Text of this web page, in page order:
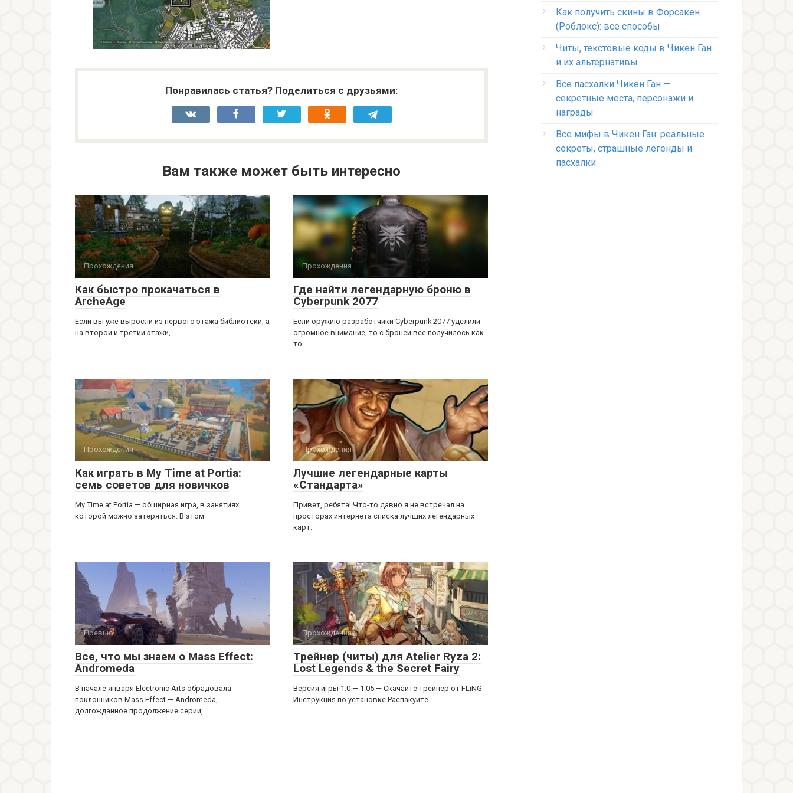
Понравилась статья? Поделиться с друзьями:
Вам также может быть интересно
Прохождения
Как быстро прокачаться в
ArcheAge
Если вы уже выросли из первого этажа библиотеки, а
на второй и третий этажи,
Прохождения
Где найти легендарную броню в
Cyberpunk 2077
Если оружию разработчики Cyberpunk 2077 уделили
огромное внимание, то с броней все получилось как-
то
Прохождения
Как играть в My Time at Portia:
семь советов для новичков
My Time at Portia — обширная игра, в занятиях
которой можно затеряться. В этом
Прохождения
Лучшие легендарные карты
«Стандарта»
Привет, ребята! Что-то давно я не встречал на
просторах интернета списка лучших легендарных
карт.
Превью
Все, что мы знаем о Mass Effect:
Andromeda
В начале января Electronic Arts обрадовала
поклонников Mass Effect — Andromeda,
долгожданное продолжение серии,
Прохождения
Трейнер (читы) для Atelier Ryza 2:
Lost Legends & the Secret Fairy
Версия игры 1.0 — 1.05 — Скачайте трейнер от FLiNG
Инструкция по установке Распакуйте
Как получить скины в Форсакен
(Роблокс): все способы
Читы, текстовые коды в Чикен Ган
и их альтернативы
Все пасхалки Чикен Ган —
секретные места, персонажи и
награды
Все мифы в Чикен Ган: реальные
секреты, страшные легенды и
пасхалки